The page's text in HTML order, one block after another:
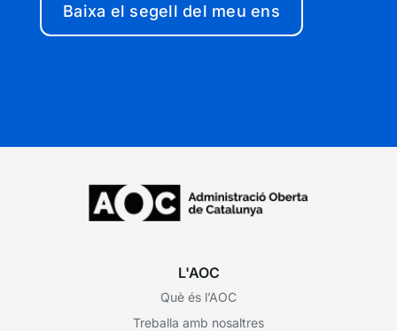
Baixa el segell del meu ens
L'AOC
Què és l’AOC
Treballa amb nosaltres